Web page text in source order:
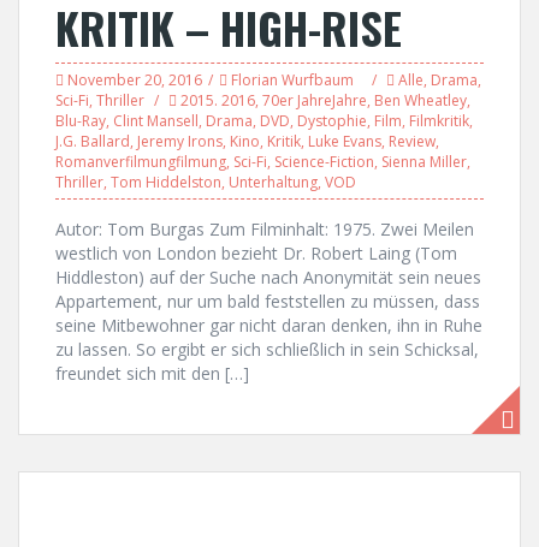
KRITIK – HIGH-RISE
November 20, 2016 Florian Wurfbaum Alle, Drama,
Sci-Fi, Thriller 2015. 2016, 70er JahreJahre, Ben Wheatley,
Blu-Ray, Clint Mansell, Drama, DVD, Dystophie, Film, Filmkritik,
J.G. Ballard, Jeremy Irons, Kino, Kritik, Luke Evans, Review,
Romanverfilmungfilmung, Sci-Fi, Science-Fiction, Sienna Miller,
Thriller, Tom Hiddelston, Unterhaltung, VOD
Autor: Tom Burgas Zum Filminhalt: 1975. Zwei Meilen
westlich von London bezieht Dr. Robert Laing (Tom
Hiddleston) auf der Suche nach Anonymität sein neues
Appartement, nur um bald feststellen zu müssen, dass
seine Mitbewohner gar nicht daran denken, ihn in Ruhe
zu lassen. So ergibt er sich schließlich in sein Schicksal,
freundet sich mit den […]